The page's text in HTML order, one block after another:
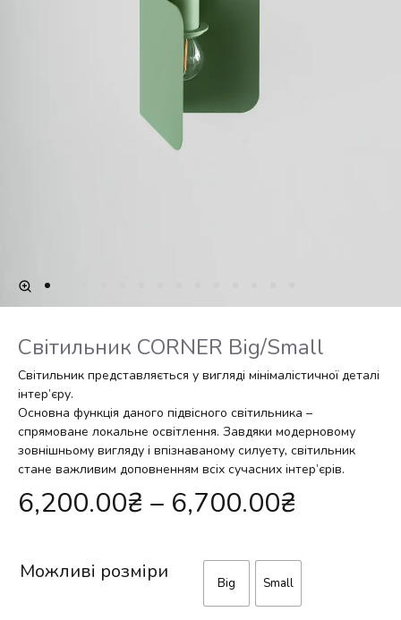
Світильник CORNER Big/Small
Світильник представляється у вигляді мінімалістичної деталі
інтер’єру.
Основна функція даного підвісного світильника –
спрямоване локальне освітлення. Завдяки модерновому
зовнішньому вигляду і впізнаваному силуету, світильник
стане важливим доповненням всіх сучасних інтер’єрів.
6,200.00₴ – 6,700.00₴
Можливі розміри Big Small